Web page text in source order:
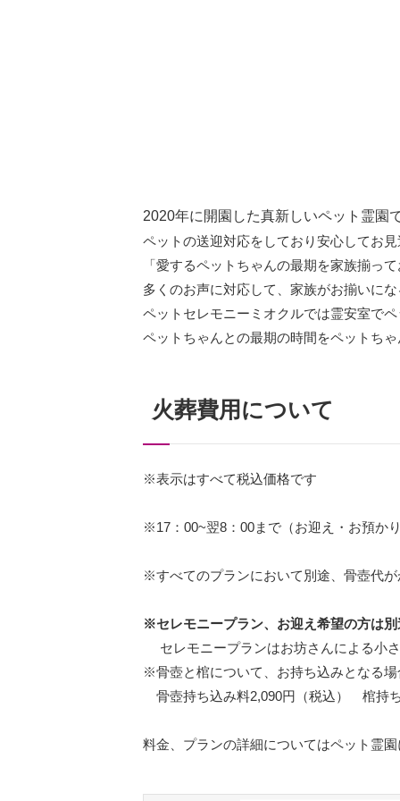
2020年に開園した真新しいペット霊園
ペットの送迎対応をしており安心してお
「愛するペットちゃんの最期を家族揃っ
多くのお声に対応して、家族がお揃いに
ペットセレモニーミオクルでは霊安室で
ペットちゃんとの最期の時間をペットち
火葬費用について
※表示はすべて税込価格です
※17：00~翌8：00まで（お迎え・お預か
※すべてのプランにおいて別途、骨壺代
※セレモニープラン、お迎え希望の方は
セレモニープランはお坊さんによる小
※骨壺と棺について、お持ち込みとなる
骨壺持ち込み料2,090円（税込） 棺持
料金、プランの詳細についてはペット霊